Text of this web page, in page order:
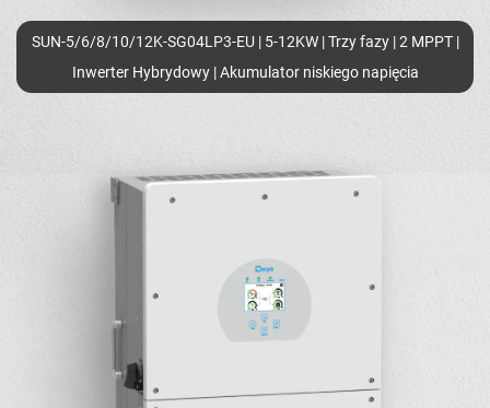
SUN-5/6/8/10/12K-SG04LP3-EU | 5-12KW | Trzy fazy | 2 MPPT |
Inwerter Hybrydowy | Akumulator niskiego napięcia